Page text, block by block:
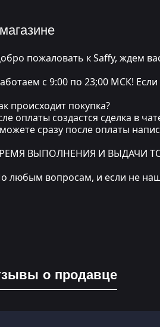
пожаловать к Saffy, ждем
с 9:00 по 23;00 МСК!
происходит покупка?
оплаты создастся сделка в
сразу после оплаты
ВЫПОЛНЕНИЯ И ВЫДАЧИ
любым вопросам, и если не
о продавце